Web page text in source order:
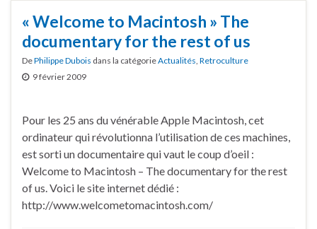
« Welcome to Macintosh » The
documentary for the rest of us
DePhilippe Dubois dans la catégorieActualités Retroculture
9 février 2009
Pour les 25 ans du vénérable Apple Macintosh, cet
ordinateur qui révolutionna l’utilisation de ces machines,
est sorti un documentaire qui vaut le coup d’oeil :
Welcome to Macintosh – The documentary for the rest
of us. Voici le site internet dédié :
http://www.welcometomacintosh.com/